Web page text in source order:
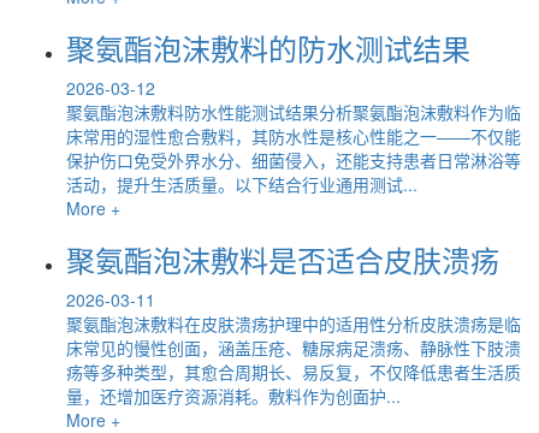
聚氨酯泡沫敷料的防水测试结果
2026-03-12
聚氨酯泡沫敷料防水性能测试结果分析聚氨酯泡沫敷料作为临
床常用的湿性愈合敷料，其防水性是核心性能之一——不仅能
保护伤口免受外界水分、细菌侵入，还能支持患者日常淋浴等
活动，提升生活质量。以下结合行业通用测试...
More +
聚氨酯泡沫敷料是否适合皮肤溃疡
2026-03-11
聚氨酯泡沫敷料在皮肤溃疡护理中的适用性分析皮肤溃疡是临
床常见的慢性创面，涵盖压疮、糖尿病足溃疡、静脉性下肢溃
疡等多种类型，其愈合周期长、易反复，不仅降低患者生活质
量，还增加医疗资源消耗。敷料作为创面护...
More +